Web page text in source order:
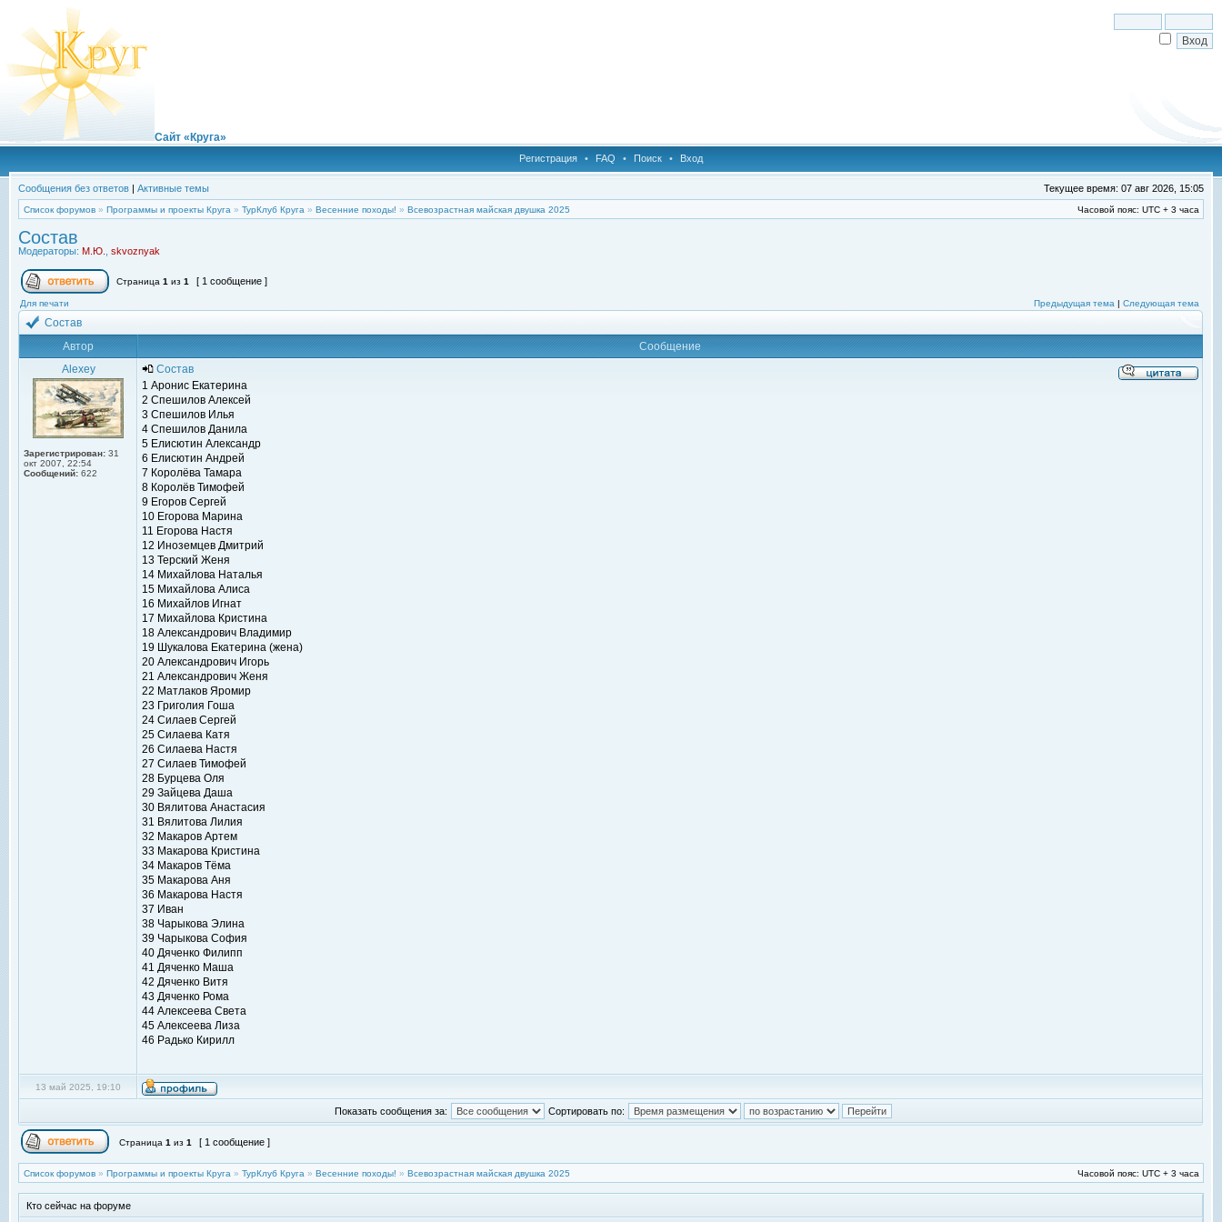
Сайт «Круга»
Регистрация • FAQ • Поиск • Вход
Сообщения без ответов | Активные темы Текущее время: 07 авг 2026, 15:05
Список форумов » Программы и проекты Круга » ТурКлуб Круга » Весенние походы! » Всевозрастная майская двушка 2025 Часовой пояс: UTC + 3 часа
Состав
Модераторы: М.Ю. skvoznyak
Страница 1 из 1 [ 1 сообщение ]
Для печати Предыдущая тема | Следующая тема
Состав
Автор
Сообщение
Alexey
Зарегистрирован: 31
окт 2007, 22:54
Сообщений: 622
Состав
1 Аронис Екатерина
2 Спешилов Алексей
3 Спешилов Илья
4 Спешилов Данила
5 Елисютин Александр
6 Елисютин Андрей
7 Королёва Тамара
8 Королёв Тимофей
9 Егоров Сергей
10 Егорова Марина
11 Егорова Настя
12 Иноземцев Дмитрий
13 Терский Женя
14 Михайлова Наталья
15 Михайлова Алиса
16 Михайлов Игнат
17 Михайлова Кристина
18 Александрович Владимир
19 Шукалова Екатерина (жена)
20 Александрович Игорь
21 Александрович Женя
22 Матлаков Яромир
23 Григолия Гоша
24 Силаев Сергей
25 Силаева Катя
26 Силаева Настя
27 Силаев Тимофей
28 Бурцева Оля
29 Зайцева Даша
30 Вялитова Анастасия
31 Вялитова Лилия
32 Макаров Артем
33 Макарова Кристина
34 Макаров Тёма
35 Макарова Аня
36 Макарова Настя
37 Иван
38 Чарыкова Элина
39 Чарыкова София
40 Дяченко Филипп
41 Дяченко Маша
42 Дяченко Витя
43 Дяченко Рома
44 Алексеева Света
45 Алексеева Лиза
46 Радько Кирилл
13 май 2025, 19:10
Показать сообщения за: Сортировать по:
Страница 1 из 1 [ 1 сообщение ]
Список форумов » Программы и проекты Круга » ТурКлуб Круга » Весенние походы! » Всевозрастная майская двушка 2025 Часовой пояс: UTC + 3 часа
Кто сейчас на форуме